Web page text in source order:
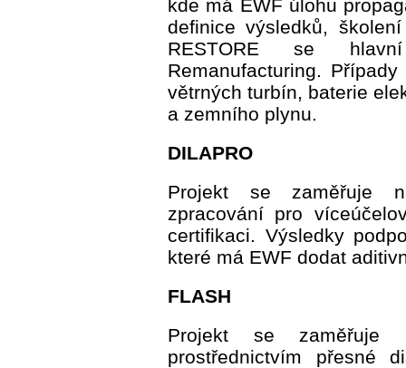
kde má EWF úlohu
definice výsledků,
RESTORE se
Remanufacturing.
větrných turbín, baterie
a zemního plynu.
DILAPRO
Projekt se zaměřuje
zpracování pro
certifikaci. Výsledky
které má EWF dodat
FLASH
Projekt se zaměřuje
prostřednictvím přesné